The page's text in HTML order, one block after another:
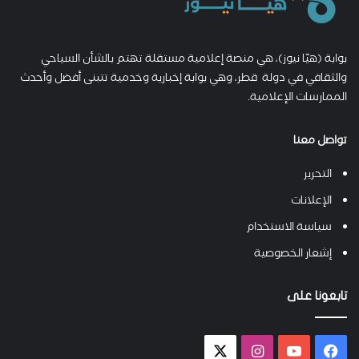
بوابة (هيّا نيوز)، هي منصة إعلامية مستقلة تهتم بالشأن السياحي
والثقافي في دولة قطر، وهي بوابة إخبارية وخدمية تتبنى أفضل وأحدث
الممارسات الإعلامية.
تواصل معنا
التحرير
الإعلانات
سياسة الاستخدام
إشعار الخصوصية
تابعونا على
فيسبوك يوتيوب انستقرام